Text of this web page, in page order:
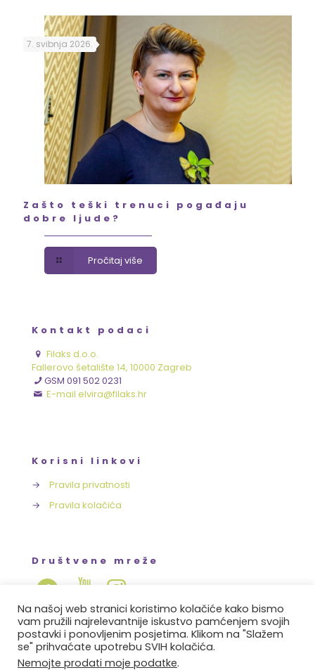
7. svibnja 2026.
Zašto teški trenuci pogađaju
dobre ljude?
Pročitaj više
Kontakt podaci
Filaks d.o.o.
Fallerovo šetalište 14, 10000 Zagreb
GSM 091 502 0231
E-mail elvira@filaks.hr
Korisni linkovi
→
Pravila privatnosti
→
Pravila kolačića
Društvene mreže
Copyright © 2021-2023 FILAKS.hr. Sva prava zadržana.
Na našoj web stranici koristimo kolačiće kako bismo
vam pružili najrelevantnije iskustvo pamćenjem svojih
postavki i ponovljenim posjetima. Klikom na "Slažem
se" prihvaćate upotrebu SVIH kolačića.
Nemojte prodati moje podatke.